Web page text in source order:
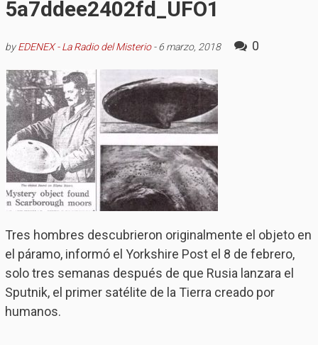
5a7ddee2402fd_UFO1
byEDENEX - La Radio del Misterio-6 marzo, 2018 0
Tres hombres descubrieron originalmente el objeto en
el páramo, informó el Yorkshire Post el 8 de febrero,
solo tres semanas después de que Rusia lanzara el
Sputnik, el primer satélite de la Tierra creado por
humanos.